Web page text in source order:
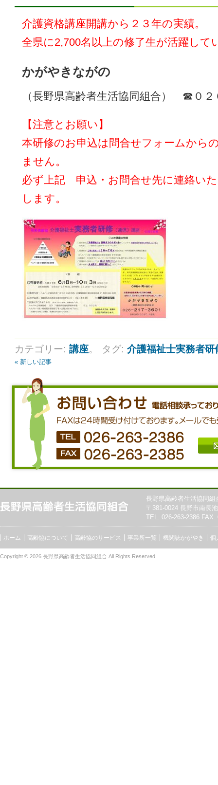
介護資格講座開講から２３年の実績。
全県に2,700名以上の修了生が活躍して
かがやきながの
（長野県高齢者生活協同組合） ☎０２
【注意とお願い】
本研修のお申込は問合せフォームから
ません。
必ず上記 申込・お問合せ先に連絡い
します。
カテゴリー: 講座。 タグ: 介護福祉士実務者研
« 新しい記事
長野県高齢者生活協同組
〒381-0024 長野市南長
TEL. 026-263-2386 FAX.
ホーム 高齢協について 高齢協のサービス 事業所一覧 機関誌かがやき 個
Copyright © 2026 長野県高齢者生活協同組合 All Rights Reserved.